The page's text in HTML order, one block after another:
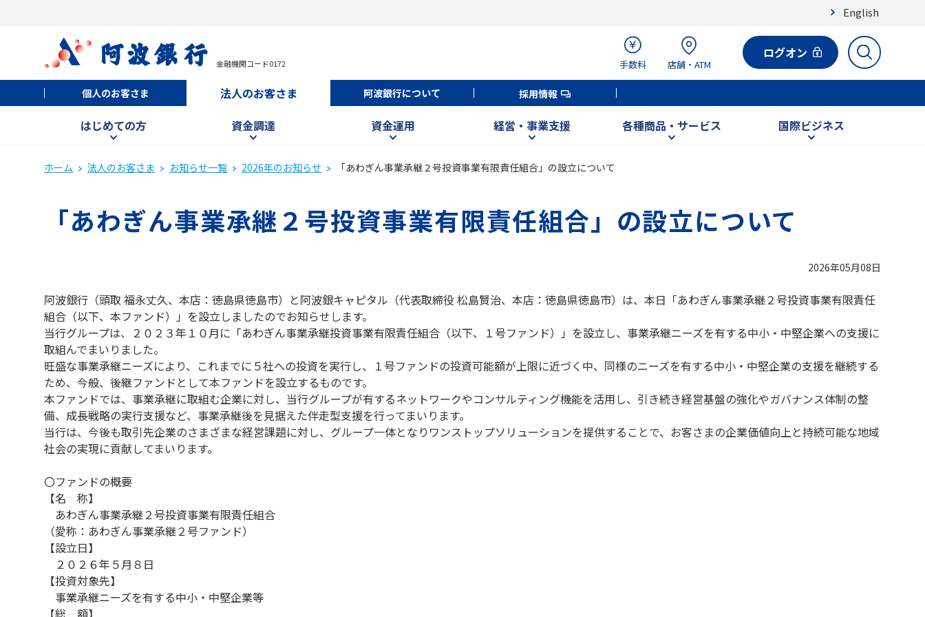
English
金融機関コード0172 手数料 店舗・ATM
ログオン
個人のお客さま 法人のお客さま 阿波銀行について 採用情報
はじめての方 資金調達 資金運用 経営・事業支援 各種商品・サービス 国際ビジネス
ホーム 法人のお客さま お知らせ一覧 2026年のお知らせ 「あわぎん事業承継２号投資事業有限責任組合」の設立について
「あわぎん事業承継２号投資事業有限責任組合」の設立について
2026年05月08日
阿波銀行（頭取 福永丈久、本店：徳島県徳島市）と阿波銀キャピタル（代表取締役 松島賢治、本店：徳島県徳島市）は、本日「あわぎん事業承継２号投資事業有限責任
組合（以下、本ファンド）」を設立しましたのでお知らせします。
当行グループは、２０２３年１０月に「あわぎん事業承継投資事業有限責任組合（以下、１号ファンド）」を設立し、事業承継ニーズを有する中小・中堅企業への支援に
取組んでまいりました。
旺盛な事業承継ニーズにより、これまでに５社への投資を実行し、１号ファンドの投資可能額が上限に近づく中、同様のニーズを有する中小・中堅企業の支援を継続する
ため、今般、後継ファンドとして本ファンドを設立するものです。
本ファンドでは、事業承継に取組む企業に対し、当行グループが有するネットワークやコンサルティング機能を活用し、引き続き経営基盤の強化やガバナンス体制の整
備、成長戦略の実行支援など、事業承継後を見据えた伴走型支援を行ってまいります。
当行は、今後も取引先企業のさまざまな経営課題に対し、グループ一体となりワンストップソリューションを提供することで、お客さまの企業価値向上と持続可能な地域
社会の実現に貢献してまいります。
〇ファンドの概要
【名 称】
あわぎん事業承継２号投資事業有限責任組合
（愛称：あわぎん事業承継２号ファンド）
【設立日】
２０２６年５月８日
【投資対象先】
事業承継ニーズを有する中小・中堅企業等
【総 額】